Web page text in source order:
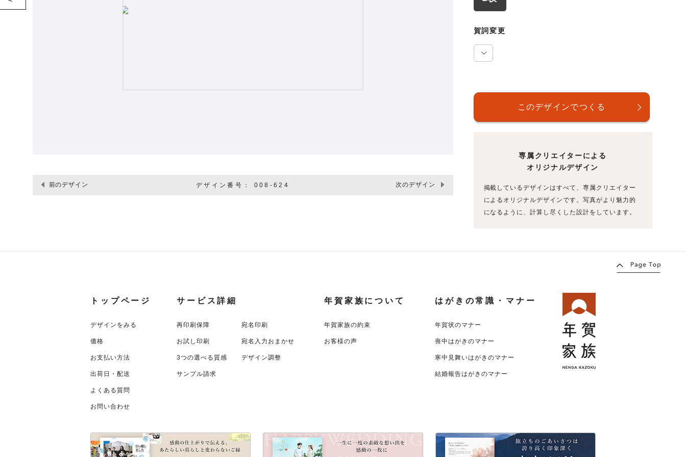
デザイン番号： 008-624
前のデザイン 次のデザイン
賀詞変更
専属クリエイターによる
オリジナルデザイン
掲載しているデザインはすべて、専属クリエイター
によるオリジナルデザインです。写真がより魅力的
になるように、計算し尽くした設計をしています。
トップページ
デザインをみる
価格
お支払い方法
出荷日・配送
よくある質問
お問い合わせ
サービス詳細
再印刷保障 宛名印刷
お試し印刷 宛名入力おまかせ
3つの選べる質感 デザイン調整
サンプル請求
年賀家族について
年賀家族の約束
お客様の声
はがきの常識・マナー
年賀状のマナー
喪中はがきのマナー
寒中見舞いはがきのマナー
結婚報告はがきのマナー